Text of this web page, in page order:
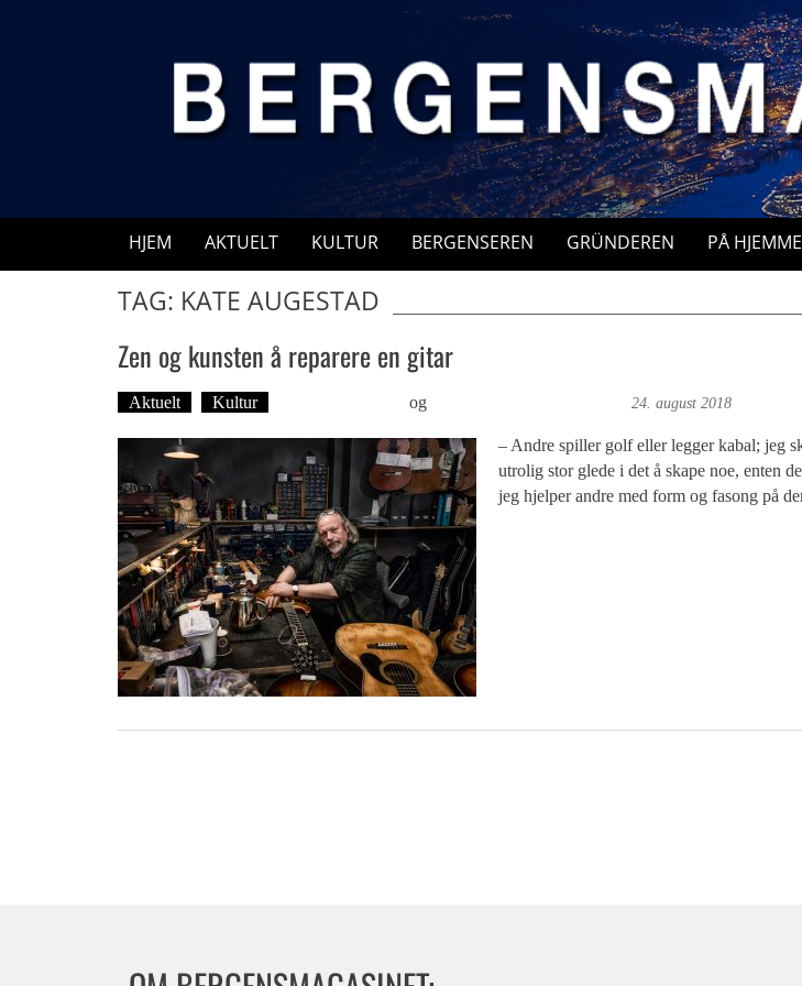
HJEM AKTUELT KULTUR BERGENSEREN GRÜNDEREN PÅ
TAG: KATE AUGESTAD
Zen og kunsten å reparere en gitar
Aktuelt Kultur og 24. august 2018
– Andre spiller golf eller legger kabal; jeg
utrolig stor glede i det å skape noe, enten
jeg hjelper andre med form og fasong på